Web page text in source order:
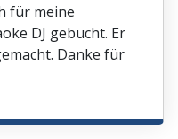
für meine
DJ gebucht. Er
Danke für